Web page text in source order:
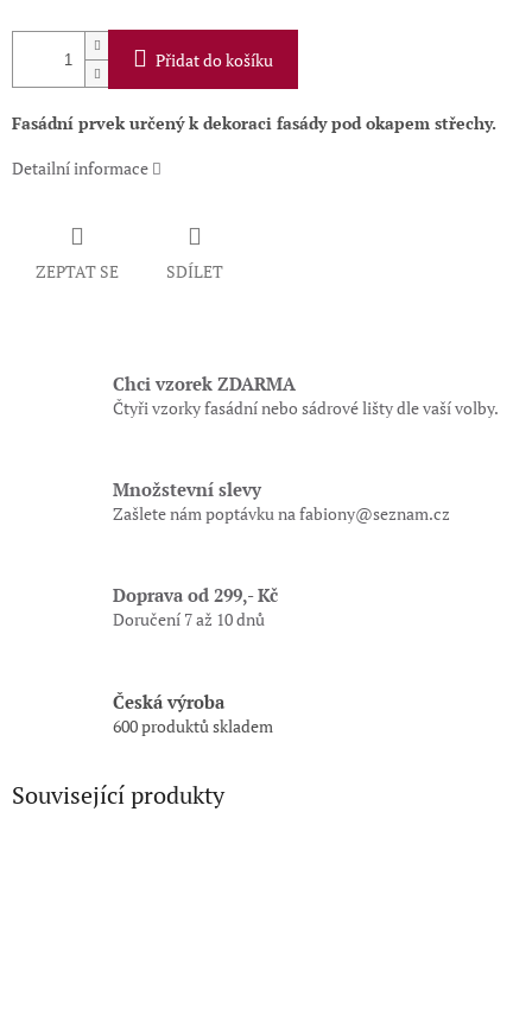
Přidat do košíku
Fasádní prvek určený k dekoraci fasády pod okapem střechy.
Detailní informace
ZEPTAT SE SDÍLET
Chci vzorek ZDARMA
Čtyři vzorky fasádní nebo sádrové lišty dle vaší volby.
Množstevní slevy
Zašlete nám poptávku na fabiony@seznam.cz
Doprava od 299,- Kč
Doručení 7 až 10 dnů
Česká výroba
600 produktů skladem
Související produkty